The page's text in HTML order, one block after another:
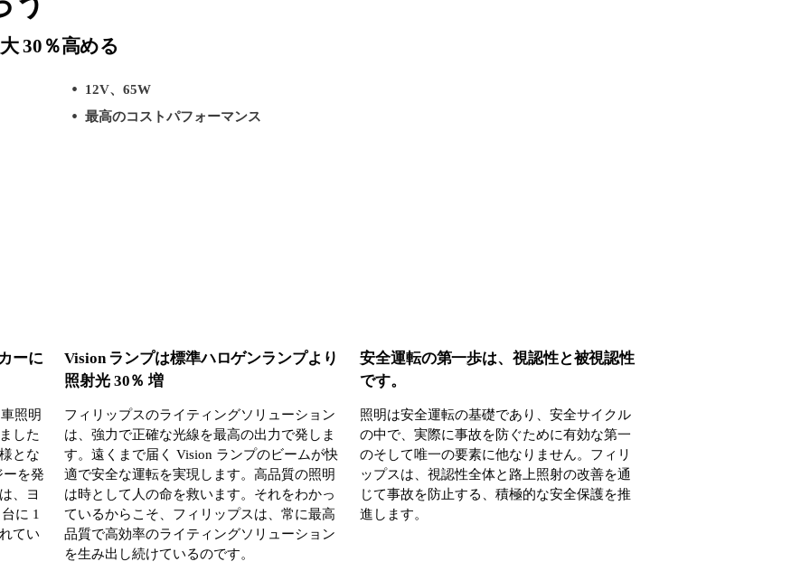
30％高める
12V、65W
最高のコストパフォーマンス
ーに
照明
した
とな
を発
、ヨ
に 1
てい
Vision ランプは標準ハロゲンランプより
照射光 30％ 増
フィリップスのライティングソリューション
は、強力で正確な光線を最高の出力で発しま
す。遠くまで届く Vision ランプのビームが快
適で安全な運転を実現します。高品質の照明
は時として人の命を救います。それをわかっ
ているからこそ、フィリップスは、常に最高
品質で高効率のライティングソリューション
を生み出し続けているのです。
安全運転の第一歩は、視認性と被視認性
です。
照明は安全運転の基礎であり、安全サイクル
の中で、実際に事故を防ぐために有効な第一
のそして唯一の要素に他なりません。フィリ
ップスは、視認性全体と路上照射の改善を通
じて事故を防止する、積極的な安全保護を推
進します。